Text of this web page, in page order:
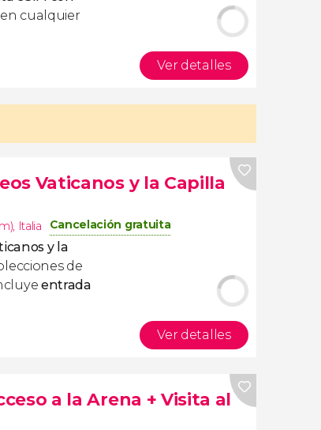
en cualquier
Ver detalles
Vaticanos y la Capilla
, Italia Cancelación gratuita
y la
de
entrada
Ver detalles
a la Arena + Visita al